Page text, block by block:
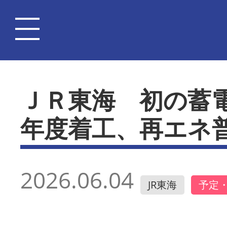
ＪＲ東海 初の蓄
年度着工、再エネ
2026.06.04 JR東海 予定